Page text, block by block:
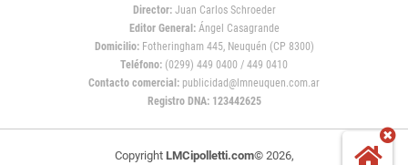
Director: Juan Carlos Schroeder
Editor General:Ángel Casagrande
Domicilio:Fotheringham 445, Neuquén (CP 8300)
Teléfono: (0299) 449 0400 / 449 0410
Contacto comercial: publicidad@lmneuquen.com.ar
Registro DNA: 123442625
Copyright LMCipolletti.com© 2026,